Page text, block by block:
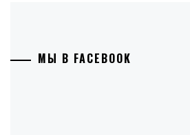
МЫ В FACEBOOK